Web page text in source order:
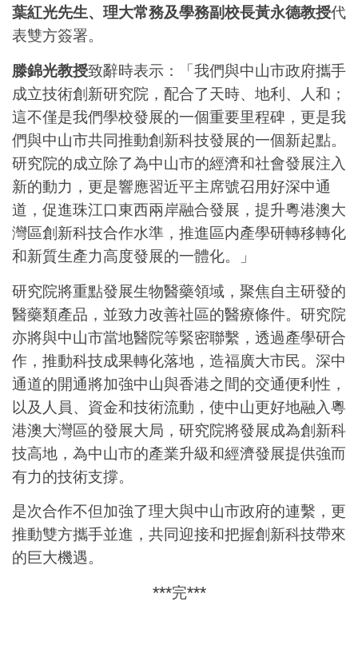
葉紅光先生、理大常務及學務副校長黃永德教授代
表雙方簽署。
滕錦光教授致辭時表示：「我們與中山市政府攜手
成立技術創新研究院，配合了天時、地利、人和；
這不僅是我們學校發展的一個重要里程碑，更是我
們與中山市共同推動創新科技發展的一個新起點。
研究院的成立除了為中山市的經濟和社會發展注入
新的動力，更是響應習近平主席號召用好深中通
道，促進珠江口東西兩岸融合發展，提升粵港澳大
灣區創新科技合作水準，推進區内產學研轉移轉化
和新質生產力高度發展的一體化。」
研究院將重點發展生物醫藥領域，聚焦自主研發的
醫藥類產品，並致力改善社區的醫療條件。研究院
亦將與中山市當地醫院等緊密聯繫，透過產學研合
作，推動科技成果轉化落地，造福廣大市民。深中
通道的開通將加強中山與香港之間的交通便利性，
以及人員、資金和技術流動，使中山更好地融入粵
港澳大灣區的發展大局，研究院將發展成為創新科
技高地，為中山市的產業升級和經濟發展提供強而
有力的技術支撐。
是次合作不但加強了理大與中山市政府的連繫，更
推動雙方攜手並進，共同迎接和把握創新科技帶來
的巨大機遇。
***完***